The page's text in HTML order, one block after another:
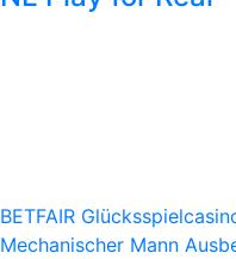
BETFAIR
Mechanischer Mann